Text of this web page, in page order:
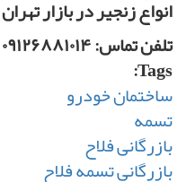
انواع زنجیر در بازار تهران
تلفن تماس: ۰۹۱۲۶۸۸۱۰۱۴ و ۰۲۱۳۳۹۹۱۰۹۶
Tags:
ساختمان خودرو
تسمه
بازرگانی فلاح
بازرگانی تسمه فلاح